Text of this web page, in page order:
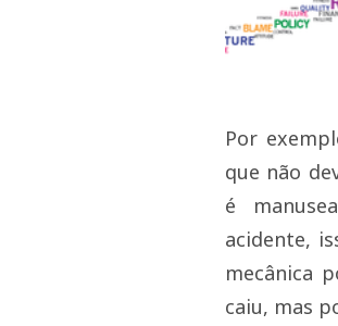
Por
que não
é
acidente,
mecânica
caiu, mas